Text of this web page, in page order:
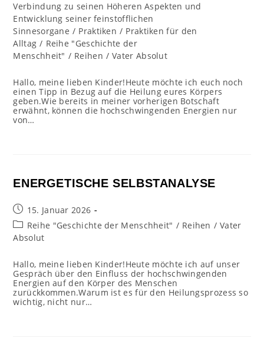
Verbindung zu seinen Höheren Aspekten und
Entwicklung seiner feinstofflichen
Sinnesorgane / Praktiken / Praktiken für den
Alltag / Reihe "Geschichte der
Menschheit" / Reihen / Vater Absolut
Hallo, meine lieben Kinder!Heute möchte ich euch noch
einen Tipp in Bezug auf die Heilung eures Körpers
geben.Wie bereits in meiner vorherigen Botschaft
erwähnt, können die hochschwingenden Energien nur
von…
ENERGETISCHE SELBSTANALYSE
Beitrag
veröffentlicht:
15. Januar 2026
Beitrags-
Kategorie:
Reihe "Geschichte der Menschheit" / Reihen / Vater
Absolut
Hallo, meine lieben Kinder!Heute möchte ich auf unser
Gespräch über den Einfluss der hochschwingenden
Energien auf den Körper des Menschen
zurückkommen.Warum ist es für den Heilungsprozess so
wichtig, nicht nur…